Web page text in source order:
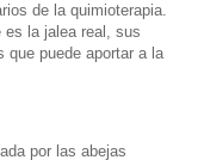
de la quimioterapia.
es la jalea real, sus
que puede aportar a la
por las abejas